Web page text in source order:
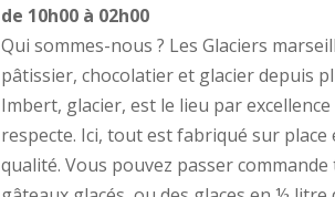
de 10h00 à 02h00
Qui sommes-nous ? Les Glaciers
pâtissier, chocolatier et glacier depuis
Imbert, glacier, est le lieu par
respecte. Ici, tout est fabriqué sur
qualité. Vous pouvez passer